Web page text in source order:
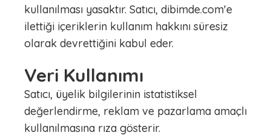
kullanılması yasaktır. Satıcı, dibimde.com'e
ilettiği içeriklerin kullanım hakkını süresiz
olarak devrettiğini kabul eder.
Veri Kullanımı
Satıcı, üyelik bilgilerinin istatistiksel
değerlendirme, reklam ve pazarlama amaçlı
kullanılmasına rıza gösterir.